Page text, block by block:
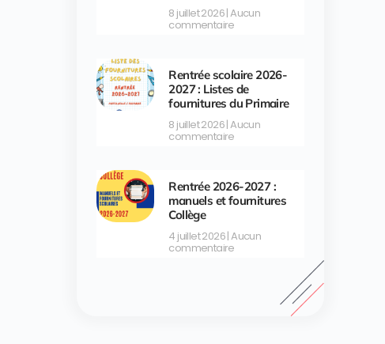
8 juillet 2026 Aucun
commentaire
Rentrée scolaire 2026-
2027 : Listes de
fournitures du Primaire
8 juillet 2026 Aucun
commentaire
Rentrée 2026-2027 :
manuels et fournitures
Collège
4 juillet 2026 Aucun
commentaire